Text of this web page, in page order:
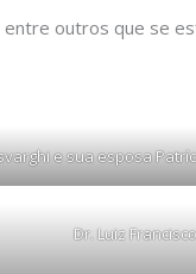
entre outros que se
e sua esposa
Dr. Luiz